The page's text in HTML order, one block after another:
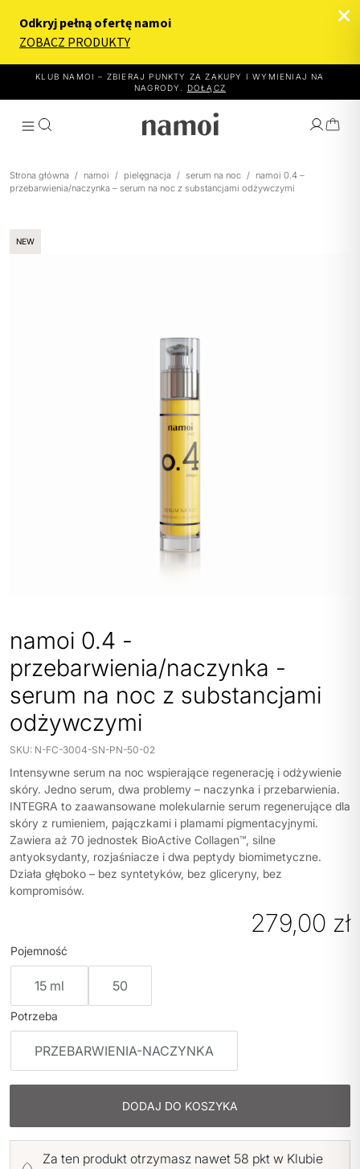
KLUB NAMOI – ZBIERAJ PUNKTY ZA ZAKUPY I WYMIENIAJ NA
NAGRODY.
DOŁĄCZ
JAK TO DZIAŁA
ZWROTY I REKLAMACJE
MOJE KONTO
REGULAMIN KLUBU LOJALNOŚCIOWEGO
Strona główna / namoi / pielęgnacja / serum na noc / namoi 0.4 –
przebarwienia/naczynka – serum na noc z substancjami odżywczymi
NEW
namoi 0.4 -
przebarwienia/naczynka -
serum na noc z substancjami
odżywczymi
SKU: N-FC-3004-SN-PN-50-02
Intensywne serum na noc wspierające regenerację i odżywienie
skóry. Jedno serum, dwa problemy – naczynka i przebarwienia.
INTEGRA to zaawansowane molekularnie serum regenerujące dla
skóry z rumieniem, pajączkami i plamami pigmentacyjnymi.
Zawiera aż 70 jednostek BioActive Collagen™, silne
antyoksydanty, rozjaśniacze i dwa peptydy biomimetyczne.
Działa głęboko – bez syntetyków, bez gliceryny, bez
kompromisów.
279,00 zł
Pojemność
15 ml 50
Potrzeba
PRZEBARWIENIA-NACZYNKA
DODAJ DO KOSZYKA
Za ten produkt otrzymasz nawet 58 pkt w Klubie